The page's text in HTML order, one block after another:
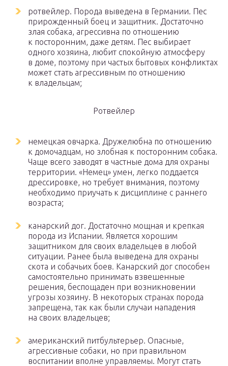
ротвейлер. Порода выведена в Германии. Пес
прирожденный боец и защитник. Достаточно
злая собака, агрессивна по отношению
к посторонним, даже детям. Пес выбирает
одного хозяина, любит спокойную атмосферу
в доме, поэтому при частых бытовых конфликтах
может стать агрессивным по отношению
к владельцам;
Ротвейлер
немецкая овчарка. Дружелюбна по отношению
к домочадцам, но злобная к посторонним собака.
Чаще всего заводят в частные дома для охраны
территории. «Немец» умен, легко поддается
дрессировке, но требует внимания, поэтому
необходимо приучать к дисциплине с раннего
возраста;
канарский дог. Достаточно мощная и крепкая
порода из Испании. Является хорошим
защитником для своих владельцев в любой
ситуации. Ранее была выведена для охраны
скота и собачьих боев. Канарский дог способен
самостоятельно принимать взвешенные
решения, беспощаден при возникновении
угрозы хозяину. В некоторых странах порода
запрещена, так как были случаи нападения
на своих владельцев;
американский питбультерьер. Опасные,
агрессивные собаки, но при правильном
воспитании вполне управляемы. Могут стать